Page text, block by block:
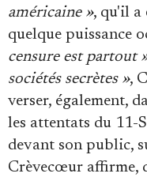
américaine », qu'il a
quelque puissance
censure est partout
sociétés secrètes »,
verser, également,
les attentats du 11-
devant son public,
Crèvecœur affirme,